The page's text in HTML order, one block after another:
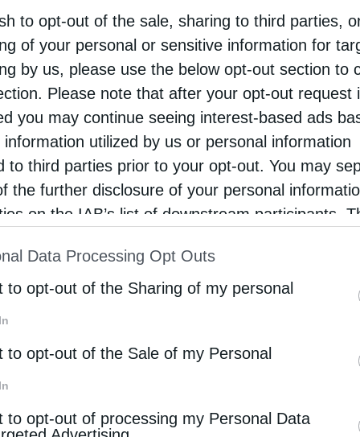
to opt-out of the sale, sharing to third parties,
of your personal or sensitive information for
by us, please use the below opt-out section to
Please note that after your opt-out request
you may continue seeing interest-based ads
information utilized by us or personal information
to third parties prior to your opt-out. You may
the further disclosure of your personal
on the IAB’s list of downstream participants.
of Downstream Participantsthat may further
parties.
Data Processing Opt Outs
to opt-out of the Sharing of my personal
to opt-out of the Sale of my Personal
to opt-out of processing my Personal Data
σήμερα, κάθε Παρασκευή οι Χριστιανοί
οι μουσουλμάνοι από τα τζαμιά, από τον
Είναι θλιβερό το γεγονός ότι δεν
Μονή Σινά, λόγω της δραστηριοποίησης
πάντως, παρήγορο το γεγονός ότι το
για την εμπέδωση αισθήματος
καλλιέργεια κλίματος μετριοπάθειας στους
εναντίον των εξτρεμιστών με μέσα τα
στην Αίγυπτο και το αντίστροφο. Είναι
γίνουν στο επίπεδο της οικονομικής και
βρίθει βυζαντινών μνημείων, αλλά και